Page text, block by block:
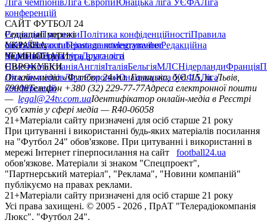
Ліга чемпіонівЛіга Європи Юнацька ліга УЄФАЛіга
конференцій
САЙТ ФУТБОЛ 24
РедакціяПрогнозиПолітика конфіденційностіПравила
сайтуКонтактиПравила коментуванняРедакційна
політикаСтруктура власності
Соціальні мережі
facebookxyoutubeinstagramtelegramviber
УКРАЇНА
УкраїнаПерша лігаДруга ліга
ЧЕМПІОНАТИ
НімеччинаІспаніяАнгліяІталіяБельгіяМЛСНідерландиФранція
ЄВРОКУБКИ
Ліга чемпіонівЛіга ЄвропиЮнацька ліга УЄФАЛіга
конференцій
Онлайн-медіа «Футбол 24»пл. Галицька, буд. 15, м. Львів,
79008Телефон +380 (32) 229-77-77Адреса електронної пошти
— legal@24tv.com.uaІдентифікатор онлайн-медіа в Реєстрі
суб’єктів у сфері медіа — R40-06058
21+Матеріали сайту призначені для осіб старше 21 року
При цитуванні і використанні будь-яких матеріалів посилання
на "Футбол 24" обов'язкове. При цитуванні і використанні в
мережі Інтернет гіперпосилання на сайт
football24.ua
обов'язкове. Матеріали зі знаком "Спецпроект",
"Партнерський матеріал", "Реклама", "Новини компаній"
публікуємо на правах реклами.
21+Матеріали сайту призначені для осіб старше 21 року
Усi права захищенi. © 2005 - 2026 , ПрАТ "Телерадіокомпанія
Люкс". "Футбол 24".